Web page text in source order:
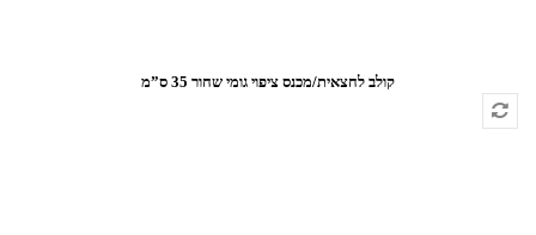
קולב לחצאית/מכנס ציפוי גומי שחור 35 ס”מ